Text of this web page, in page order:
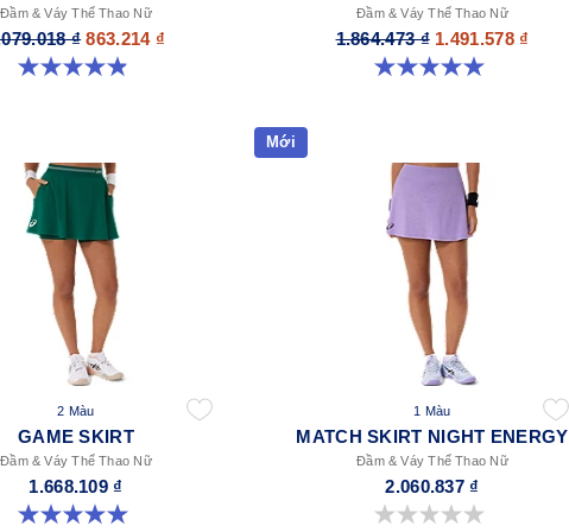
Đầm & Váy Thể Thao Nữ
₫ 863.214 ₫
4.9 trong số 5 sao. 45 đánh giá
Đầm & Váy Thể Thao Nữ
1.864.473 ₫ 1.491.578 ₫
5.0 trong số 5 sao. 1 đánh giá
2 Màu
GAME SKIRT
Đầm & Váy Thể Thao Nữ
1.668.109 ₫
5.0 trong số 5 sao. 3 đánh giá
Mới
1 Màu
MATCH SKIRT NIGHT ENERGY
Đầm & Váy Thể Thao Nữ
2.060.837 ₫
0.0 trong số 5 sao.